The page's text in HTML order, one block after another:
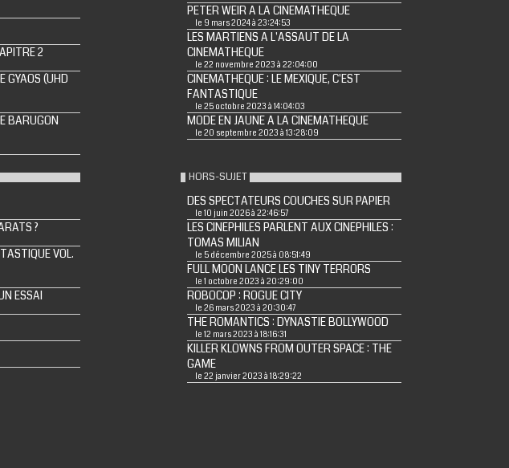
2
GYAOS (UHD
BARUGON
PETER WEIR A LA CINEMATHEQUE
le 9 mars 2024 à 23:24:53
LES MARTIENS A L'ASSAUT DE LA
CINEMATHEQUE
le 22 novembre 2023 à 22:04:00
CINEMATHEQUE : LE MEXIQUE, C'EST
FANTASTIQUE
le 25 octobre 2023 à 14:04:03
MODE EN JAUNE A LA CINEMATHEQUE
le 20 septembre 2023 à 13:28:09
?
VOL.
ESSAI
HORS-SUJET
DES SPECTATEURS COUCHES SUR PAPIER
le 10 juin 2026 à 22:46:57
LES CINEPHILES PARLENT AUX CINEPHILES :
TOMAS MILIAN
le 5 décembre 2025 à 08:51:49
FULL MOON LANCE LES TINY TERRORS
le 1 octobre 2023 à 20:29:00
ROBOCOP : ROGUE CITY
le 26 mars 2023 à 20:30:47
THE ROMANTICS : DYNASTIE BOLLYWOOD
le 12 mars 2023 à 18:16:31
KILLER KLOWNS FROM OUTER SPACE : THE
GAME
le 22 janvier 2023 à 18:29:22